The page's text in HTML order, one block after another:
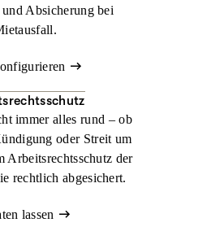
Absicherung bei
immer alles rund – ob
oder Streit um
Arbeitsrechtsschutz der
rechtlich abgesichert.
lassen